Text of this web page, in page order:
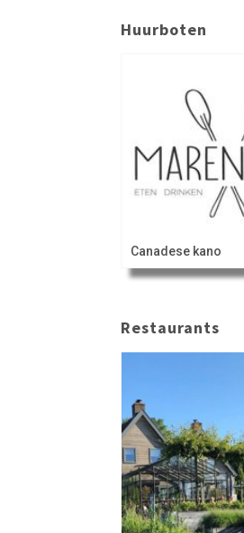
Huurboten
Canadese kano
Restaurants